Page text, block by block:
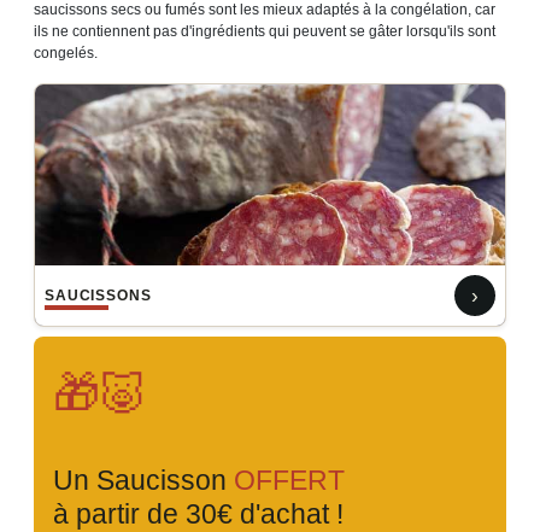
saucissons secs ou fumés sont les mieux adaptés à la congélation, car
ils ne contiennent pas d'ingrédients qui peuvent se gâter lorsqu'ils sont
congelés.
SAUCISSONS ›
🎁🐷
Un Saucisson OFFERT
à partir de 30€ d'achat !